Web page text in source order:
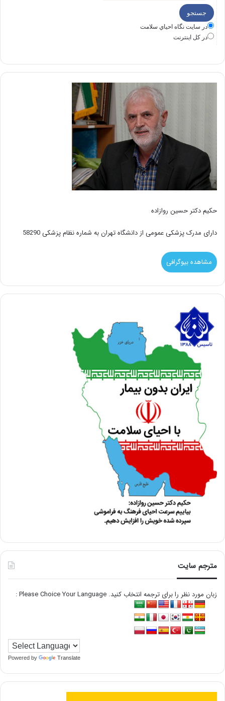
در سايت نگاه احياي سلامت
در كل اينترنت
حکیم دکتر حسین روازاده
دارای مدرک پزشکی عمومی از دانشگاه تهران به شماره نظام پزشکی 58290
مشاهده بیوگرافی
مترجم سایت
زبان مورد نظر را برای ترجمه انتخاب کنید. Please Choice Your Language :
Powered by Translate